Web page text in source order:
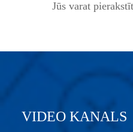
Jūs varat
VIDEO KANALS